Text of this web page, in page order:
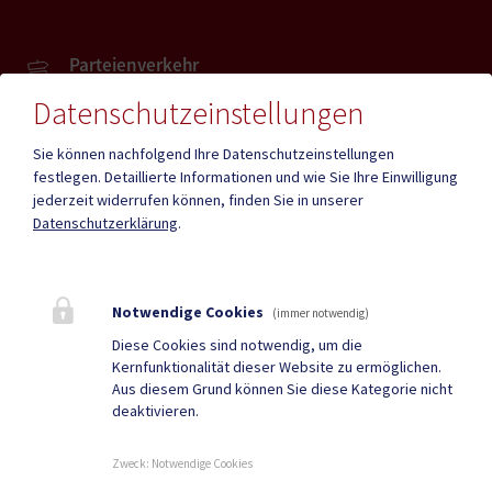
Parteienverkehr
Amtsstunden
Heute , Geschlossen
Quicklinks
ID Austria
Gemeindenachrichten
Datenschutzeinstellungen
Sie können nachfolgend Ihre Datenschutzeinstellungen
festlegen. Detaillierte Informationen und wie Sie Ihre Einwilligung
jederzeit widerrufen können, finden Sie in unserer
Datenschutzerklärung.
Notwendige Cookies (immer notwendig)
Diese Cookies sind notwendig, um die
Kernfunktionalität dieser Website zu ermöglichen.
Aus diesem Grund können Sie diese Kategorie nicht
deaktivieren.
Zweck: Notwendige Cookies